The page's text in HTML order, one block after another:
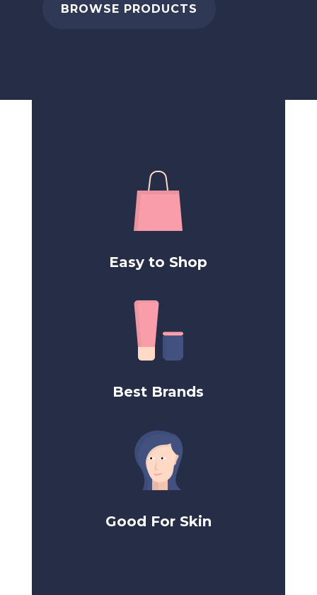
BROWSE PRODUCTS
Easy to Shop
Best Brands
Good For Skin